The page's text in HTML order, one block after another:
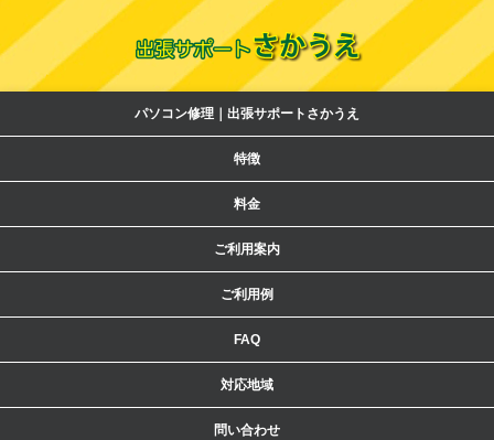
パソコン修理｜出張サポートさかうえ
特徴
料金
ご利用案内
ご利用例
FAQ
対応地域
問い合わせ